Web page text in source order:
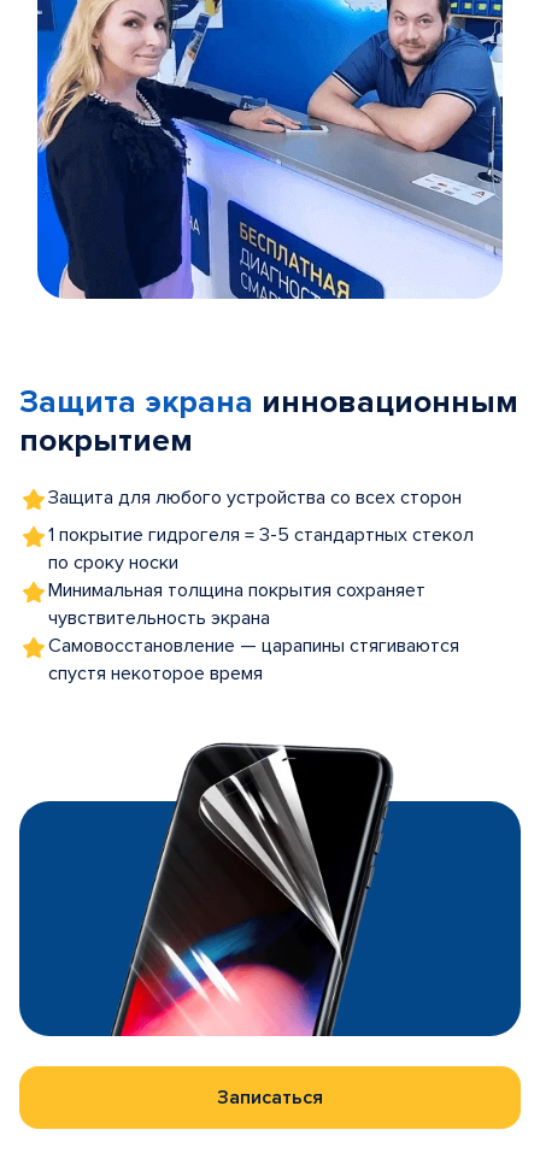
5
Защита экрана инновационным
покрытием
Защита для любого устройства со всех сторон
1 покрытие гидрогеля = 3-5 стандартных стекол
по сроку носки
Минимальная толщина покрытия сохраняет
чувствительность экрана
Самовосстановление — царапины стягиваются
спустя некоторое время
Записаться